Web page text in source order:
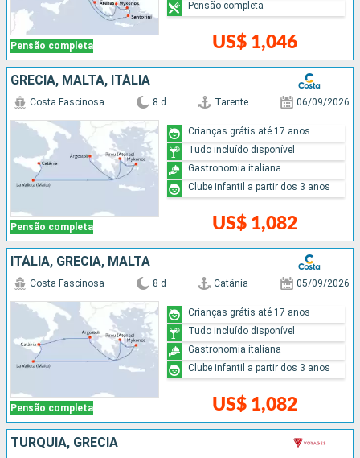
Pensão completa US$ 1,046
Pensão completa
GRÉCIA, MALTA, ITÁLIA
Pensão completa
Costa Fascinosa 8 d Tarente 06/09/2026
US$ 1,082
Crianças grátis até 17 anos
Tudo incluído disponível
Gastronomia italiana
Clube infantil a partir dos 3 anos
ITÁLIA, GRÉCIA, MALTA
Pensão completa
Costa Fascinosa 8 d Catânia 05/09/2026
US$ 1,082
Crianças grátis até 17 anos
Tudo incluído disponível
Gastronomia italiana
Clube infantil a partir dos 3 anos
TURQUIA, GRÉCIA